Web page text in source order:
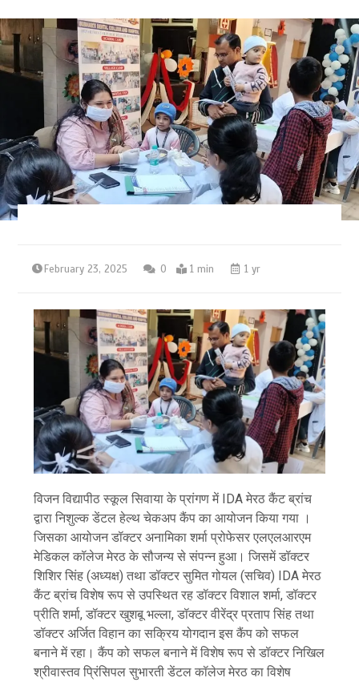
February 23, 2025 0 1 min 1 yr
विजन विद्यापीठ स्कूल सिवाया के प्रांगण में IDA मेरठ कैंट ब्रांच
द्वारा निशुल्क डेंटल हेल्थ चेकअप कैंप का आयोजन किया गया ।
जिसका आयोजन डॉक्टर अनामिका शर्मा प्रोफेसर एलएलआरएम
मेडिकल कॉलेज मेरठ के सौजन्य से संपन्न हुआ। जिसमें डॉक्टर
शिशिर सिंह (अध्यक्ष) तथा डॉक्टर सुमित गोयल (सचिव) IDA मेरठ
कैंट ब्रांच विशेष रूप से उपस्थित रह डॉक्टर विशाल शर्मा, डॉक्टर
प्रीति शर्मा, डॉक्टर खुशबू भल्ला, डॉक्टर वीरेंद्र प्रताप सिंह तथा
डॉक्टर अर्जित विहान का सक्रिय योगदान इस कैंप को सफल
बनाने में रहा। कैंप को सफल बनाने में विशेष रूप से डॉक्टर निखिल
श्रीवास्तव प्रिंसिपल सुभारती डेंटल कॉलेज मेरठ का विशेष